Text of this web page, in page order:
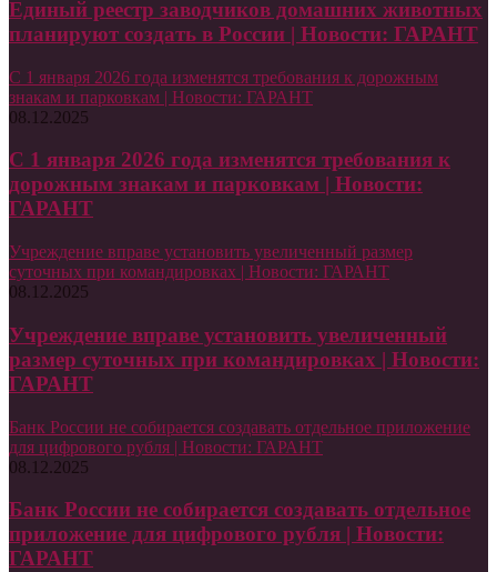
Единый реестр заводчиков домашних животных
планируют создать в России | Новости: ГАРАНТ
С 1 января 2026 года изменятся требования к дорожным
знакам и парковкам | Новости: ГАРАНТ
08.12.2025
С 1 января 2026 года изменятся требования к
дорожным знакам и парковкам | Новости:
ГАРАНТ
Учреждение вправе установить увеличенный размер
суточных при командировках | Новости: ГАРАНТ
08.12.2025
Учреждение вправе установить увеличенный
размер суточных при командировках | Новости:
ГАРАНТ
Банк России не собирается создавать отдельное приложение
для цифрового рубля | Новости: ГАРАНТ
08.12.2025
Банк России не собирается создавать отдельное
приложение для цифрового рубля | Новости:
ГАРАНТ